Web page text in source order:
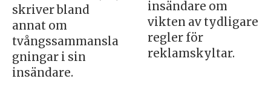
skriver bland
annat om
tvångssammansla
gningar i sin
insändare.
insändare om
vikten av tydligare
regler för
reklamskyltar.